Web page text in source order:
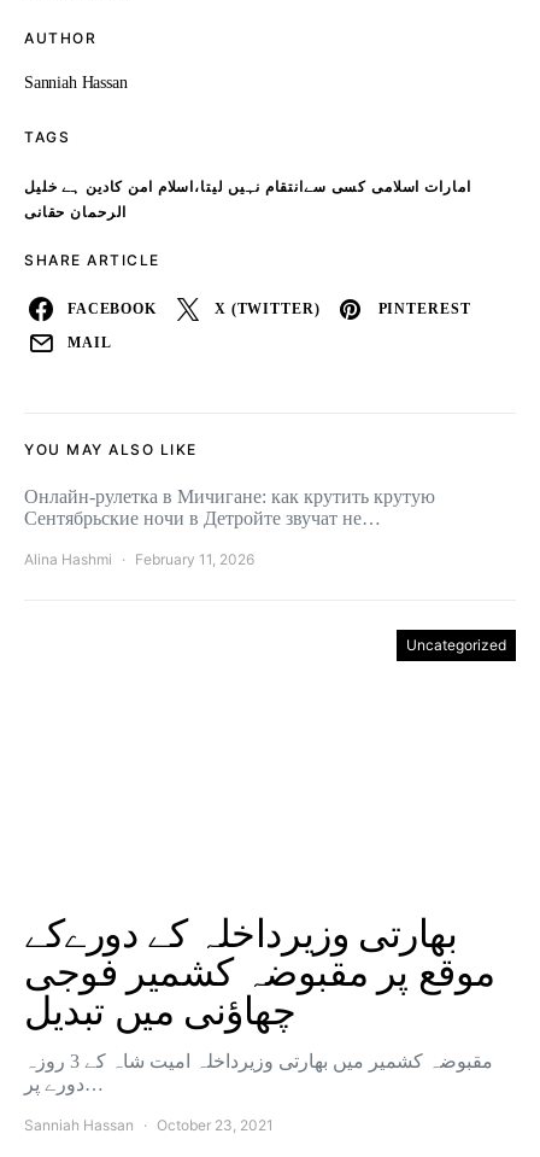
AUTHOR
Sanniah Hassan
TAGS
امارات اسلامی کسی سےانتقام نہیں لیتا،اسلام امن کادین ہے خلیل
الرحمان حقانی
SHARE ARTICLE
FACEBOOK X (TWITTER) PINTEREST
MAIL
YOU MAY ALSO LIKE
Онлайн‑рулетка в Мичигане: как крутить крутую
Сентябрьские ночи в Детройте звучат не…
Alina Hashmi February 11, 2026
Uncategorized
بھارتی وزیرداخلہ کے دورےکے
موقع پر مقبوضہ کشمیر فوجی
چھاؤنی میں تبدیل
مقبوضہ کشمیر میں بھارتی وزیرداخلہ امیت شاہ کے 3 روزہ
دورے پر…
Sanniah Hassan October 23, 2021